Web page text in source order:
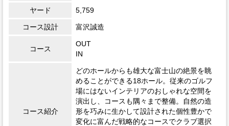
ヤード 5,759
コース設計 富沢誠造
コース
OUT
IN
コース紹介
どのホールからも雄大な富士山の絶景を眺
めることができる18ホール。従来のゴルフ
場にはないインテリアのおしゃれな空間を
演出し、コースも隅々まで整備。自然の造
形を巧みに生かして設計された個性豊かで
変化に富んだ戦略的なコースでクラブ選択